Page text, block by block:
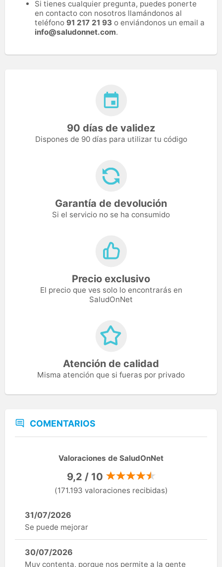
Si tienes cualquier pregunta, puedes ponerte
en contacto con nosotros llamándonos al
teléfono 91 217 21 93 o enviándonos un email a
info@saludonnet.com.
90 días de validez
Dispones de 90 días para utilizar tu código
Garantía de devolución
Si el servicio no se ha consumido
Precio exclusivo
El precio que ves solo lo encontrarás en
SaludOnNet
Atención de calidad
Misma atención que si fueras por privado
COMENTARIOS
Valoraciones de SaludOnNet
9,2 / 10
(171.193 valoraciones recibidas)
31/07/2026
Se puede mejorar
30/07/2026
Muy contenta, porque nos permite a la gente